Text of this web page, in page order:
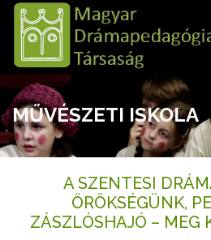
MŰVÉSZETI ISKOLA
A SZENTESI
ÖRÖKSÉGÜNK,
ZÁSZLÓSHAJÓ – MEG